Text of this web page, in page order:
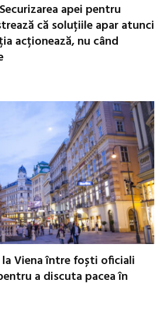
apei pentru
că soluțiile apar atunci
acționează, nu când
Viena între foști oficiali
a discuta pacea în